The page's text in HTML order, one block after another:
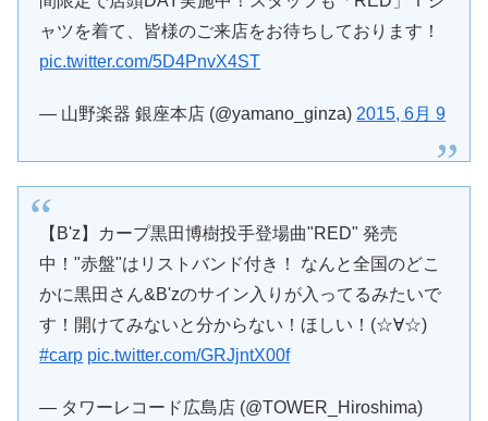
ャツを着て、皆様のご来店をお待ちしております！
pic.twitter.com/5D4PnvX4ST
— 山野楽器 銀座本店 (@yamano_ginza) 2015, 6月 9
【B'z】カープ黒田博樹投手登場曲"RED" 発売
中！"赤盤"はリストバンド付き！ なんと全国のどこ
かに黒田さん&B'zのサイン入りが入ってるみたいで
す！開けてみないと分からない！ほしい！(☆∀☆)
#carp pic.twitter.com/GRJjntX00f
— タワーレコード広島店 (@TOWER_Hiroshima)